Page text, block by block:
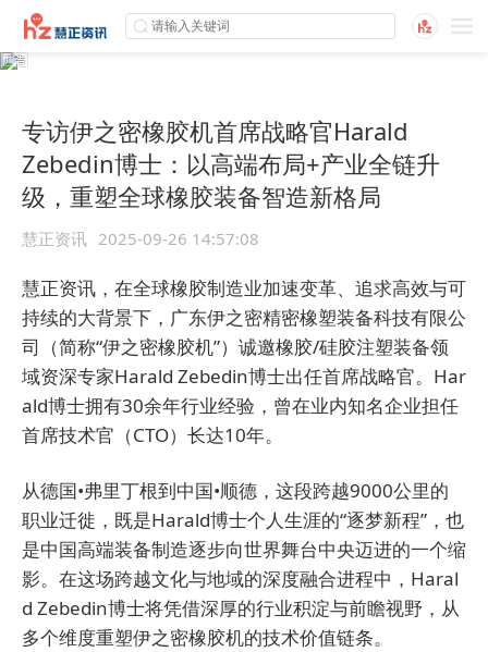
专访伊之密橡胶机首席战略官Harald
Zebedin博士：以高端布局+产业全链升
级，重塑全球橡胶装备智造新格局
慧正资讯 2025-09-26 14:57:08
慧正资讯， 在全球橡胶制造业加速变革、追求高效与可
持续的大背景下，广东伊之密精密橡塑装备科技有限公
司（简称“伊之密橡胶机”）诚邀橡胶/硅胶注塑装备领
域资深专家Harald Zebedin博士出任首席战略官。Har
ald博士拥有30余年行业经验，曾在业内知名企业担任
首席技术官（CTO）长达10年。
从德国•弗里丁根到中国•顺德，这段跨越9000公里的
职业迁徙，既是Harald博士个人生涯的“逐梦新程”，也
是中国高端装备制造逐步向世界舞台中央迈进的一个缩
影。在这场跨越文化与地域的深度融合进程中，Haral
d Zebedin博士将凭借深厚的行业积淀与前瞻视野，从
多个维度重塑伊之密橡胶机的技术价值链条。